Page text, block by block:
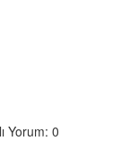
Yorum: 0